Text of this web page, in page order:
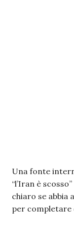
Una fonte
“l’Iran è
chiaro se abbia
per completare